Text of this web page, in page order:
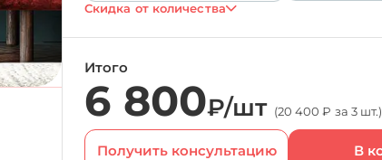
Скидка от количества
Итого
6 800₽/шт (20 400 ₽ за 3 шт.)
Получить консультацию